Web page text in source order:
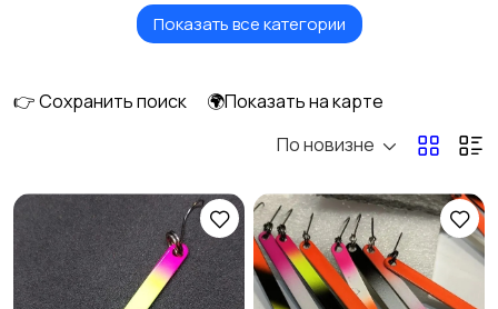
Блесны
Поролон Пилькеры
Показать все категории
👉 Сохранить поиск
🌍Показать на карте
По новизне